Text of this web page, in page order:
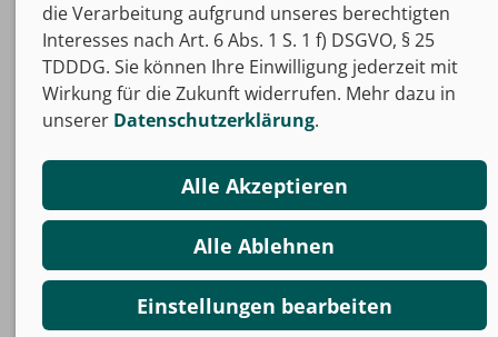
NEUAUFLAGE
Holzer Stofftelegramme Baden-
Württemberg – Wirtschafts-
und Sozialkunde
(Gesamtwirtschaft)
Klassensatz PrintPlus (1 Schuljahr)
978-3-427-81885-4
mehr Infos
die Verarbeitung aufgrund unseres berechtigten
Interesses nach Art. 6 Abs. 1 S. 1 f) DSGVO, § 25
TDDDG. Sie können Ihre Einwilligung jederzeit mit
Wirkung für die Zukunft widerrufen. Mehr dazu in
unserer Datenschutzerklärung.
Einstellungen bearbeiten
Alle Ablehnen
Alle Akzeptieren